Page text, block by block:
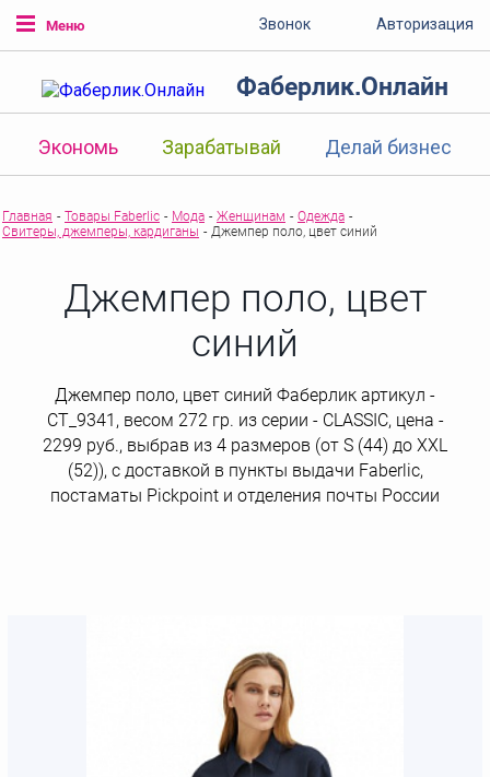
Меню Звонок Авторизация
Фаберлик.Онлайн
Экономь Зарабатывай Делай бизнес
Главная - Товары Faberlic - Мода - Женщинам - Одежда -
Свитеры, джемперы, кардиганы - Джемпер поло, цвет синий
Джемпер поло, цвет
синий
Джемпер поло, цвет синий Фаберлик артикул -
СТ_9341, весом 272 гр. из серии - CLASSIC, цена -
2299 руб., выбрав из 4 размеров (от S (44) до XXL
(52)), с доставкой в пункты выдачи Faberlic,
постаматы Рickpoint и отделения почты России